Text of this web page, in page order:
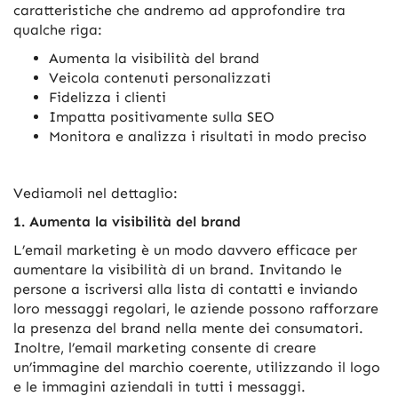
caratteristiche che andremo ad approfondire tra
qualche riga:
Aumenta la visibilità del brand
Veicola contenuti personalizzati
Fidelizza i clienti
Impatta positivamente sulla SEO
Monitora e analizza i risultati in modo preciso
Vediamoli nel dettaglio:
1. Aumenta la visibilità del brand
L’email marketing è un modo davvero efficace per
aumentare la visibilità di un brand. Invitando le
persone a iscriversi alla lista di contatti e inviando
loro messaggi regolari, le aziende possono rafforzare
la presenza del brand nella mente dei consumatori.
Inoltre, l’email marketing consente di creare
un’immagine del marchio coerente, utilizzando il logo
e le immagini aziendali in tutti i messaggi.